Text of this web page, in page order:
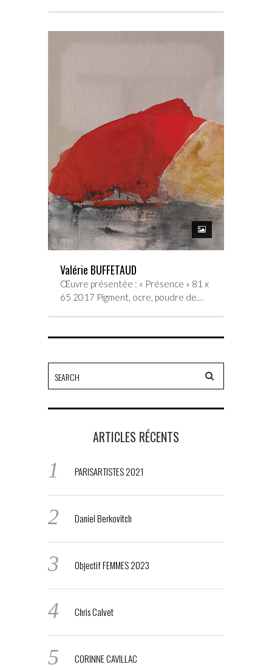
Valérie BUFFETAUD
Œuvre présentée : « Présence » 81 x
65 2017 Pigment, ocre, poudre de…
ARTICLES RÉCENTS
PARISARTISTES 2021
Daniel Berkovitch
Objectif FEMMES 2023
Chris Calvet
CORINNE CAVILLAC